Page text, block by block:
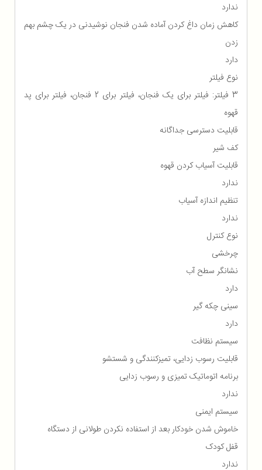
ندارد
کاهش زمان داغ کردن آماده شدن فنجان نوشیدنی در یک چشم بهم
زدن
دارد
نوع فیلتر
3 فیلتر: فیلتر برای یک فنجان، فیلتر برای 2 فنجان، فیلتر برای پد
قهوه
قابلیت دسترسی جداگانه
کف شیر
قابلیت آسیاب کردن قهوه
ندارد
تنظیم اندازه آسیاب
ندارد
نوع کنترل
چرخشی
نشانگر سطح آب
دارد
سینی چکه گیر
دارد
سیستم نظافت
قابلیت رسوب زدایی، تمیزکنندگی و شستشو
برنامه اتوماتیک تمیزی و رسوب زدایی
ندارد
سیستم ایمنی
خاموش شدن خودکار بعد از استفاده نکردن طولانی از دستگاه
قفل کودک
ندارد